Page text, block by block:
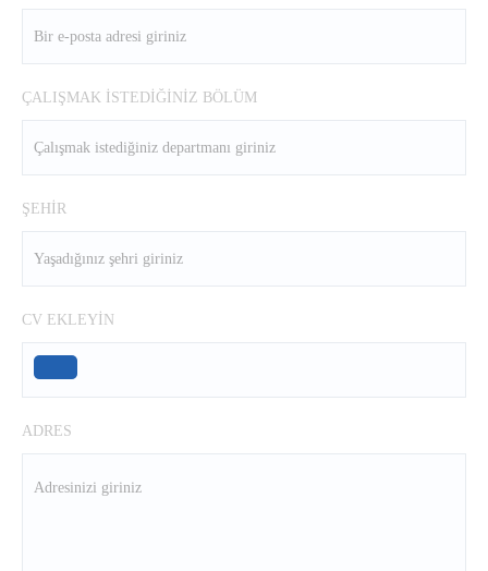
ÇALIŞMAK İSTEDİĞİNİZ BÖLÜM
ŞEHİR
CV EKLEYİN
ADRES